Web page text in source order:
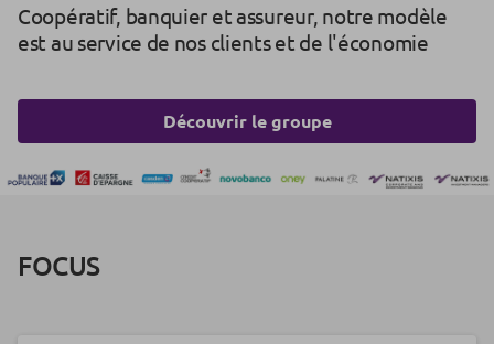
Coopératif, banquier et assureur, notre modèle
est au service de nos clients et de l'économie
Découvrir le groupe
FOCUS